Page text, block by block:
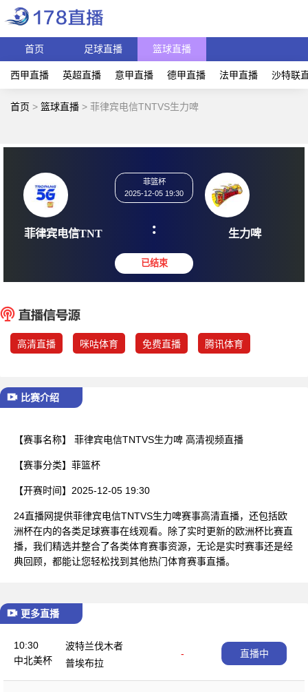
首页 足球直播 篮球直播
西甲直播 英超直播 意甲直播 德甲直播 法甲直播 沙特联
首页 > 篮球直播 > 菲律宾电信TNTVS生力啤
菲律宾电信TNT
2025-12-05 19:30
: 生
高清直播 咪咕体育 免费直播 腾讯体育
比赛介绍
【赛事名称】 菲律宾电信TNTVS生力啤 高清视频直播
【赛事分类】 菲篮杯
【开赛时间】 2025-12-05 19:30
24直播网提供菲律宾电信TNTVS生力啤赛事高清直播，还包括欧
洲杯在内的各类足球赛事在线观看。除了实时更新的欧洲杯比赛直
播，我们精选并整合了各类体育赛事资源，无论是实时赛事还是经
典回顾，都能让您轻松找到其他热门体育赛事直播。
更多直播
10:30
中北美杯
波特兰伐木者
-
普埃布拉
直播中